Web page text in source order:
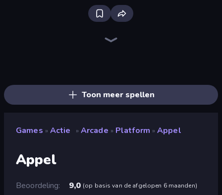
Toon meer spellen
Games » Actie » Arcade » Platform » Appel
Appel
Beoordeling 9,0 (op basis van de afgelopen 6 maanden)